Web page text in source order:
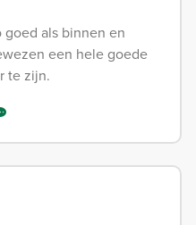
als binnen en
een hele goede
te zijn.